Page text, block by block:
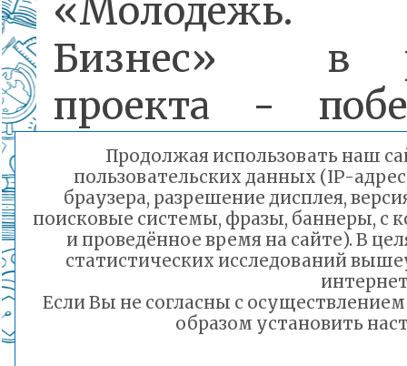
«Молодежь.
Бизнес» в
проекта -
конкурса
Президентских
«30 лет
в будущее»:
научно-
Продолжая использовать наш
пользовательских данных (IP-
браузера, разрешение дисплея,
поисковые системы, фразы, баннеры, с
и проведённое время на сайте). В
статистических исследований
Если Вы не согласны с
образом установить